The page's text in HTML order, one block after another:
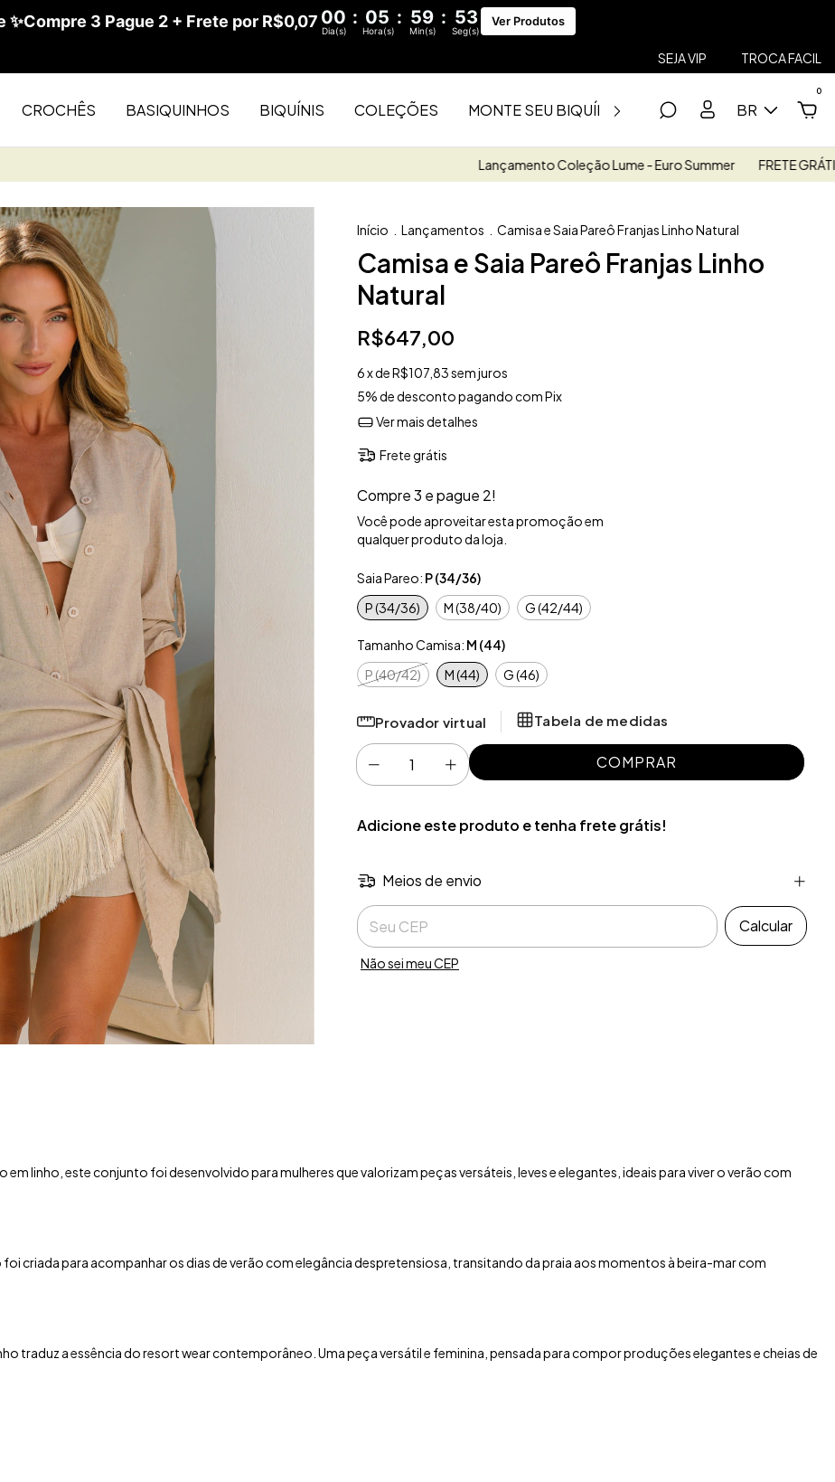
✨Compre 3 Pague 2 + Frete por R$0,07 00 : 05 : 59 : 52
Dia(s) Hora(s) Min(s) Seg(s)
Ver Produtos
SEJA VIP TROCA FACIL
CROCHÊS BASIQUINHOS BIQUÍNIS COLEÇÕES MONTE SEU BIQUÍNI SAÍDAS FITNESS
BR
0
Lançamento Coleção Lume - Euro Summer FRETE GRÁTIS
Início Lançamentos Camisa e Saia Pareô Franjas Linho Natural
Camisa e Saia Pareô Franjas Linho
Natural
R$647,00
6x deR$107,83sem juros
5% de descontopagando com Pix
Ver mais detalhes
Frete grátis
Compre 3 e pague 2!
Você pode aproveitar esta promoção em
qualquer produto da loja.
Saia Pareo: P (34/36)
P (34/36)
M (38/40) G (42/44)
Tamanho Camisa: M (44)
P (40/42)
M (44) G (46)
Provador virtual Tabela de medidas
Adicione este produto etenha frete grátis!
Meios de envio
Entregas para o CEP:
Calcular
Não sei meu CEP
linho, este conjunto foi desenvolvido para mulheres que valorizam peças versáteis, leves e elegantes, ideais para viver o verão com
criada para acompanhar os dias de verão com elegância despretensiosa, transitando da praia aos momentos à beira-mar com
traduz a essência do resort wear contemporâneo. Uma peça versátil e feminina, pensada para compor produções elegantes e cheias de